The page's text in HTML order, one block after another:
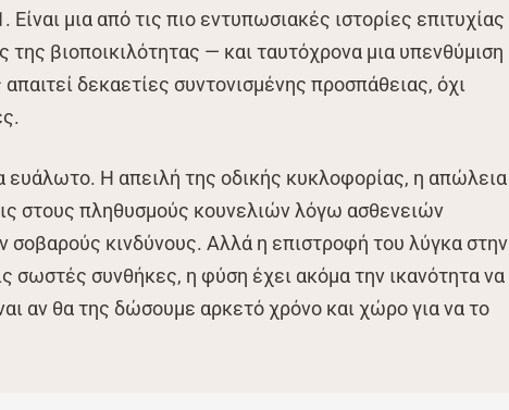
μια από τις πιο εντυπωσιακές ιστορίες επιτυχίας
της βιοποικιλότητας — και ταυτόχρονα μια υπενθύμιση
δεκαετίες συντονισμένης προσπάθειας, όχι
ευάλωτο. Η απειλή της οδικής κυκλοφορίας, η απώλεια
στους πληθυσμούς κουνελιών λόγω ασθενειών
σοβαρούς κινδύνους. Αλλά η επιστροφή του λύγκα στην
σωστές συνθήκες, η φύση έχει ακόμα την ικανότητα να
αν θα της δώσουμε αρκετό χρόνο και χώρο για να το